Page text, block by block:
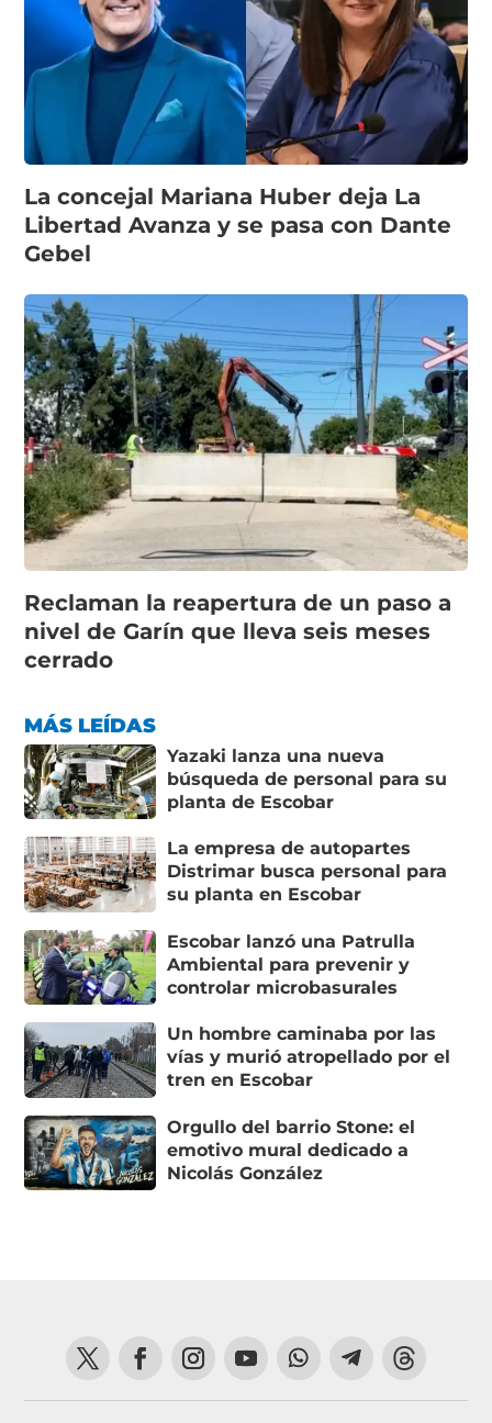
La concejal Mariana Huber deja La
Libertad Avanza y se pasa con Dante
Gebel
Reclaman la reapertura de un paso a
nivel de Garín que lleva seis meses
cerrado
MÁS LEÍDAS
Yazaki lanza una nueva
búsqueda de personal para su
planta de Escobar
La empresa de autopartes
Distrimar busca personal para
su planta en Escobar
Escobar lanzó una Patrulla
Ambiental para prevenir y
controlar microbasurales
Un hombre caminaba por las
vías y murió atropellado por el
tren en Escobar
Orgullo del barrio Stone: el
emotivo mural dedicado a
Nicolás González